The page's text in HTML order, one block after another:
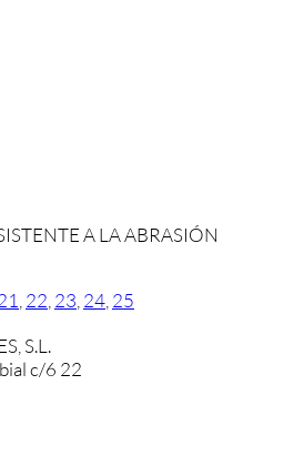
A LA ABRASIÓN
22 23 24 25
S.L.
c/6 22